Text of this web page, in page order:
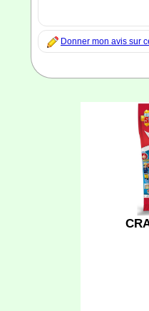
Donner mon avis sur